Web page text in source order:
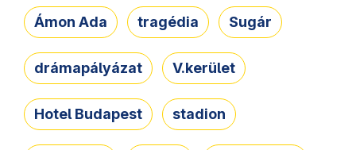
Ámon Ada tragédia Sugár
drámapályázat V.kerület
Hotel Budapest stadion